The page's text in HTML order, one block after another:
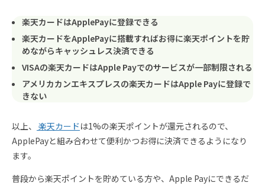
楽天カードはApplePayに登録できる
楽天カードをApplePayに搭載すればお得に楽天ポイントを貯
めながらキャッシュレス決済できる
VISAの楽天カードはApple Payでのサービスが一部制限される
アメリカカンエキスプレスの楽天カードはApple Payに登録で
きない
以上、 楽天カードは1%の楽天ポイントが還元されるので、
ApplePayと組み合わせて便利かつお得に決済できるようになり
ます。
普段から楽天ポイントを貯めている方や、Apple Payにできるだ